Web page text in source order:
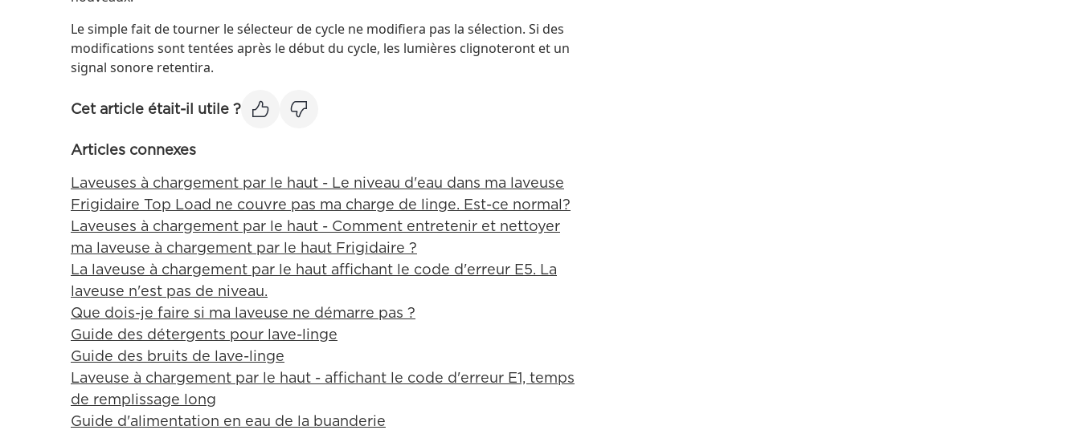
Le simple fait de tourner le sélecteur de cycle ne modifiera pas la sélection. Si des
modifications sont tentées après le début du cycle, les lumières clignoteront et un
signal sonore retentira.
Cet article était-il utile ?
Articles connexes
Laveuses à chargement par le haut - Le niveau d'eau dans ma laveuse
Frigidaire Top Load ne couvre pas ma charge de linge. Est-ce normal?
Laveuses à chargement par le haut - Comment entretenir et nettoyer
ma laveuse à chargement par le haut Frigidaire ?
La laveuse à chargement par le haut affichant le code d'erreur E5. La
laveuse n'est pas de niveau.
Que dois-je faire si ma laveuse ne démarre pas ?
Guide des détergents pour lave-linge
Guide des bruits de lave-linge
Laveuse à chargement par le haut - affichant le code d'erreur E1, temps
de remplissage long
Guide d'alimentation en eau de la buanderie